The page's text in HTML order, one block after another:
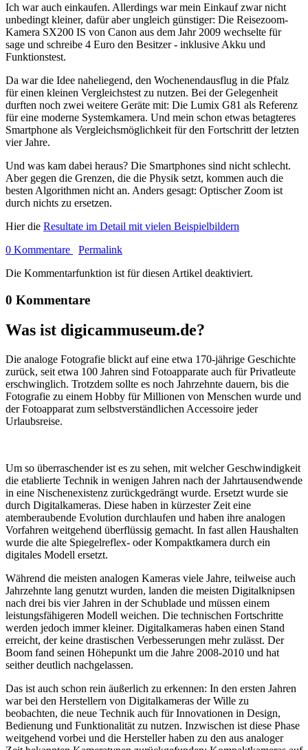
Ich war auch einkaufen. Allerdings war mein Einkauf zwar nicht
unbedingt kleiner, dafür aber ungleich günstiger: Die Reisezoom-
Kamera SX200 IS von Canon aus dem Jahr 2009 wechselte für
sage und schreibe 4 Euro den Besitzer - inklusive Akku und
Funktionstest.
Da war die Idee naheliegend, den Wochenendausflug in die Pfalz
für einen kleinen Vergleichstest zu nutzen. Bei der Gelegenheit
durften noch zwei weitere Geräte mit: Die Lumix G81 als Referenz
für eine moderne Systemkamera. Und mein schon etwas betagteres
Smartphone als Vergleichsmöglichkeit für den Fortschritt der letzten
vier Jahre.
Und was kam dabei heraus? Die Smartphones sind nicht schlecht.
Aber gegen die Grenzen, die die Physik setzt, kommen auch die
besten Algorithmen nicht an. Anders gesagt: Optischer Zoom ist
durch nichts zu ersetzen.
Hier die Resultate im Detail mit vielen Beispielbildern
0 Kommentare
Permalink
Die Kommentarfunktion ist für diesen Artikel deaktiviert.
0 Kommentare
Was ist digicammuseum.de?
Die analoge Fotografie blickt auf eine etwa 170-jährige Geschichte
zurück, seit etwa 100 Jahren sind Fotoapparate auch für Privatleute
erschwinglich. Trotzdem sollte es noch Jahrzehnte dauern, bis die
Fotografie zu einem Hobby für Millionen von Menschen wurde und
der Fotoapparat zum selbstverständlichen Accessoire jeder
Urlaubsreise.
Um so überraschender ist es zu sehen, mit welcher Geschwindigkeit
die etablierte Technik in wenigen Jahren nach der Jahrtausendwende
in eine Nischenexistenz zurückgedrängt wurde. Ersetzt wurde sie
durch Digitalkameras. Diese haben in kürzester Zeit eine
atemberaubende Evolution durchlaufen und haben ihre analogen
Vorfahren weitgehend überflüssig gemacht. In fast allen Haushalten
wurde die alte Spiegelreflex- oder Kompaktkamera durch ein
digitales Modell ersetzt.
Während die meisten analogen Kameras viele Jahre, teilweise auch
Jahrzehnte lang genutzt wurden, landen die meisten Digitalknipsen
nach drei bis vier Jahren in der Schublade und müssen einem
leistungsfähigeren Modell weichen. Die technischen Fortschritte
werden jedoch immer kleiner. Digitalkameras haben einen Stand
erreicht, der keine drastischen Verbesserungen mehr zulässt. Der
Boom fand seinen Höhepunkt um die Jahre 2008-2010 und hat
seither deutlich nachgelassen.
Das ist auch schon rein äußerlich zu erkennen: In den ersten Jahren
war bei den Herstellern von Digitalkameras der Wille zu
beobachten, die neue Technik auch für Innovationen in Design,
Bedienung und Funktionalität zu nutzen. Inzwischen ist diese Phase
weitgehend vorbei und die Hersteller haben zu den aus analoger